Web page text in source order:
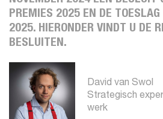
PREMIES 2025 EN DE TOESLAG
2025. HIERONDER VINDT U DE
BESLUITEN.
David van Swol
Strategisch
werk